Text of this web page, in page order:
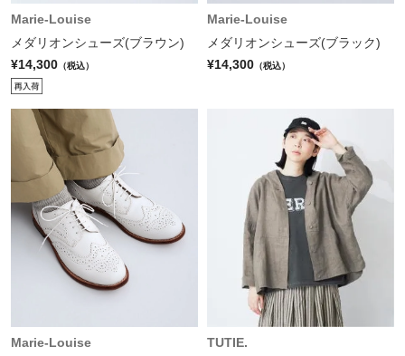
Marie-Louise
メダリオンシューズ(ブラウン)
¥14,300 （税込）
Marie-Louise
メダリオンシューズ(ブラック)
¥14,300 （税込）
Marie-Louise
TUTIE.